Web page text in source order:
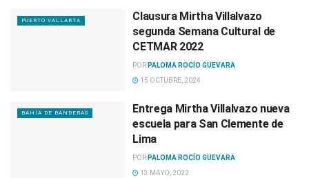
PUERTO VALLARTA
Clausura Mirtha Villalvazo
segunda Semana Cultural de
CETMAR 2022
POR PALOMA ROCÍO GUEVARA
15 OCTUBRE, 2024
BAHÍA DE BANDERAS
Entrega Mirtha Villalvazo nueva
escuela para San Clemente de
Lima
POR PALOMA ROCÍO GUEVARA
13 MAYO, 2022